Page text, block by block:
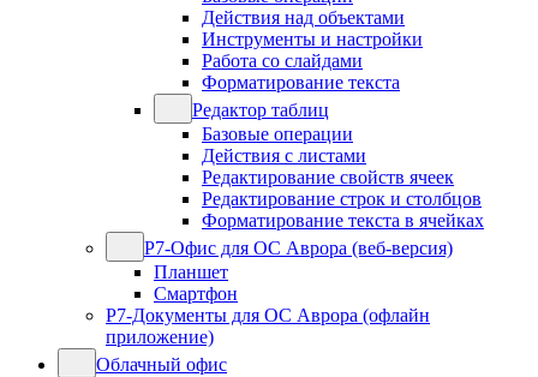
Действия над объектами
Инструменты и настройки
Работа со слайдами
Форматирование текста
Редактор таблиц
Базовые операции
Действия с листами
Редактирование свойств ячеек
Редактирование строк и столбцов
Форматирование текста в ячейках
Р7-Офис для ОС Аврора (веб-версия)
Планшет
Смартфон
Р7-Документы для ОС Аврора (офлайн
приложение)
Облачный офис